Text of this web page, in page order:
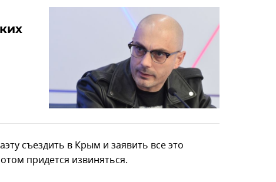
съездить в Крым и заявить все это
придется извиняться.